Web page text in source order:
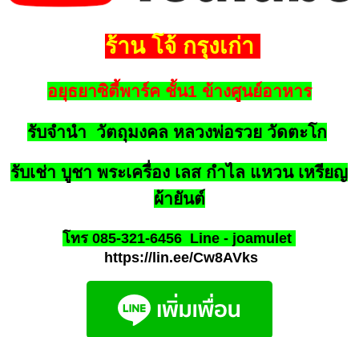
ร้าน โจ้ กรุงเก่า
อยุธยาซิตี้พาร์ค ชั้น1 ข้างศูนย์อาหาร
รับจำนำ วัตถุมงคล หลวงพ่อรวย วัดตะโก
รับเช่า บูชา พระเครื่อง เลส กำไล แหวน เหรียญ
ผ้ายันต์
โทร 085-321-6456 Line - joamulet
https://lin.ee/Cw8AVks